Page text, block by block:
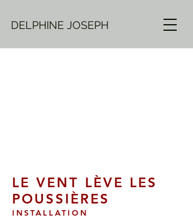
DELPHINE JOSEPH
LE VENT LÈVE LES
POUSSIÈRES
INSTALLATION